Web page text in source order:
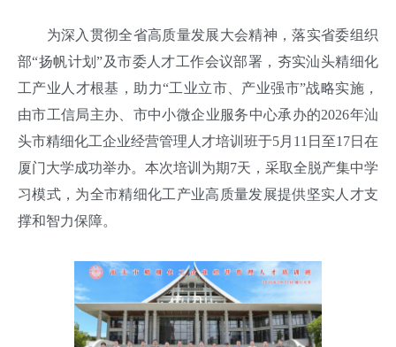
为深入贯彻全省高质量发展大会精神，落实省委组织
部“扬帆计划”及市委人才工作会议部署，夯实汕头精细化
工产业人才根基，助力“工业立市、产业强市”战略实施，
由市工信局主办、市中小微企业服务中心承办的2026年汕
头市精细化工企业经营管理人才培训班于5月11日至17日在
厦门大学成功举办。本次培训为期7天，采取全脱产集中学
习模式，为全市精细化工产业高质量发展提供坚实人才支
撑和智力保障。